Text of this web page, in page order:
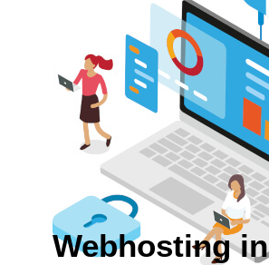
Webhosting in